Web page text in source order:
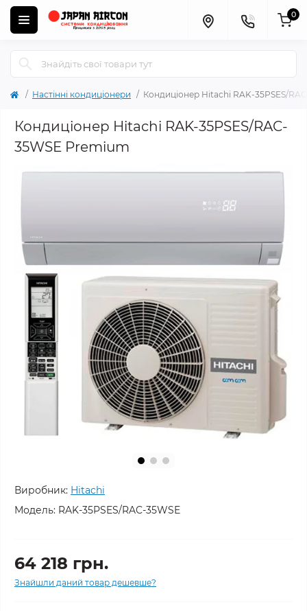
0
Настінні кондиціонери Кондиціонер Hitachi RAK-35PSES/
Кондиціонер Hitachi RAK-35PSES/RAC-
35WSE Premium
Виробник: Hitachi
Модель: RAK-35PSES/RAC-35WSE
64 218 грн.
Знайшли даний товар дешевше?